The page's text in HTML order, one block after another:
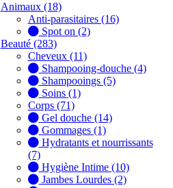
Animaux (18)
Anti-parasitaires (16)
Spot on (2)
Beauté (283)
Cheveux (11)
Shampooing-douche (4)
Shampooings (5)
Soins (1)
Corps (71)
Gel douche (14)
Gommages (1)
Hydratants et nourrissants
(7)
Hygiène Intime (10)
Jambes Lourdes (2)